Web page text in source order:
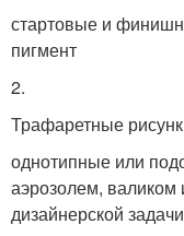
стартовые и
пигмент
2.
Трафаретные
однотипные или
аэрозолем, валиком
дизайнерской задачи